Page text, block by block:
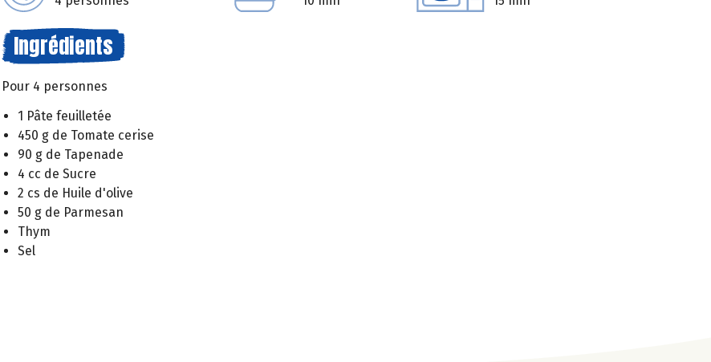
Ingrédients
Pour 4 personnes
1 Pâte feuilletée
450 g de Tomate cerise
90 g de Tapenade
4 cc de Sucre
2 cs de Huile d'olive
50 g de Parmesan
Thym
Sel